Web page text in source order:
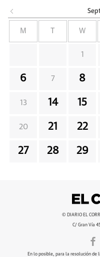
M W
1
6 7 8
13 14 15
20 21 22
27 28 29
© DIARIO EL
C/ Gran Vía
En lo posible, para la resolución de